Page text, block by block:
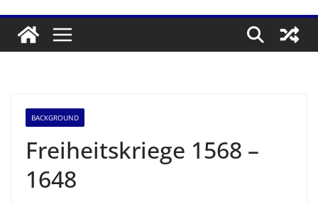
BACKGROUND
Freiheitskriege 1568 –
1648